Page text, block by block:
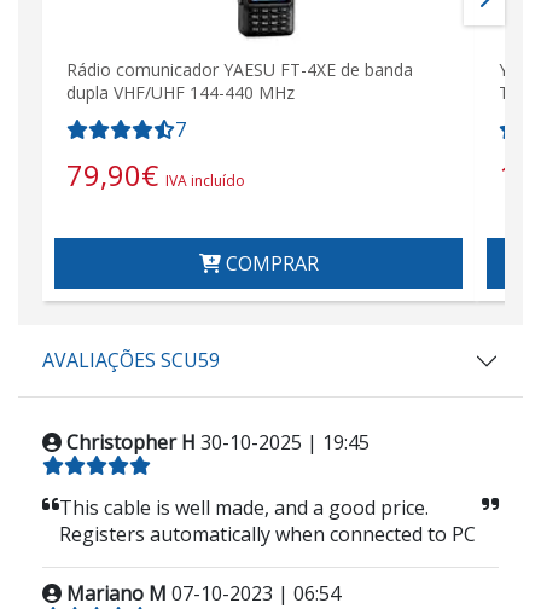
Rádio comunicador YAESU FT-4XE de banda
dupla VHF/UHF 144-440 MHz
7
79,90€ IVA incluído
COMPRAR
AVALIAÇÕES SCU59
Christopher H 30-10-2025 | 19:45
This cable is well made, and a good price.
Registers automatically when connected to PC
Mariano M 07-10-2023 | 06:54